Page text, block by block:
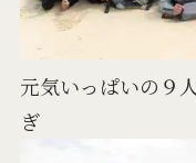
元気いっぱいの９
ぎ